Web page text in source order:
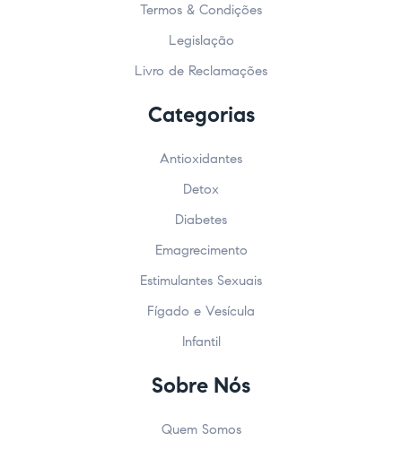
Termos & Condições
Legislação
Livro de Reclamações
Categorias
Antioxidantes
Detox
Diabetes
Emagrecimento
Estimulantes Sexuais
Fígado e Vesícula
Infantil
Sobre Nós
Quem Somos